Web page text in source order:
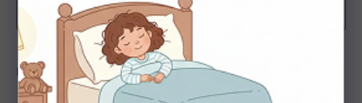
Můžeme doručit do: Zvolte variantu Možnosti doručení